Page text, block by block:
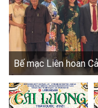
Bế mạc Liên hoan